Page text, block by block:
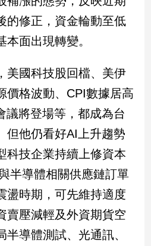
的修正，資金輪動至低
面出現轉變。
美國科技股回檔、美伊
價格波動、CPI數據居高
議將登場等，都成為台
但他仍看好AI上升趨勢
科技企業持續上修資本
半導體相關供應鏈訂單
盪時期，可先維持適度
賣壓減輕及外資期貨空
導體測試、光通訊、